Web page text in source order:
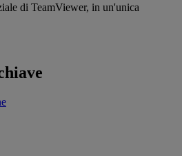
di TeamViewer, in un'unica